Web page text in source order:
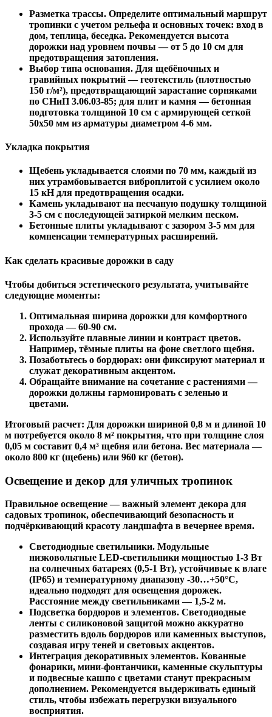
Разметка трассы. Определите оптимальный маршрут
тропинки с учетом рельефа и основных точек: вход в
дом, теплица, беседка. Рекомендуется высота
дорожки над уровнем почвы — от 5 до 10 см для
предотвращения затопления.
Выбор типа основания. Для щебёночных и
гравийных покрытий — геотекстиль (плотностью
150 г/м²), предотвращающий зарастание сорняками
по СНиП 3.06.03-85; для плит и камня — бетонная
подготовка толщиной 10 см с армирующей сеткой
50х50 мм из арматуры диаметром 4-6 мм.
Укладка покрытия
Щебень укладывается слоями по 70 мм, каждый из
них утрамбовывается виброплитой с усилием около
15 кН для предотвращения осадки.
Камень укладывают на песчаную подушку толщиной
3-5 см с последующей затиркой мелким песком.
Бетонные плиты укладывают с зазором 3-5 мм для
компенсации температурных расширений.
Как сделать красивые дорожки в саду
Чтобы добиться эстетического результата, учитывайте
следующие моменты:
Оптимальная ширина дорожки для комфортного
прохода — 60-90 см.
Используйте плавные линии и контраст цветов.
Например, тёмные плиты на фоне светлого щебня.
Позаботьтесь о бордюрах: они фиксируют материал и
служат декоративным акцентом.
Обращайте внимание на сочетание с растениями —
дорожки должны гармонировать с зеленью и
цветами.
Итоговый расчет: Для дорожки шириной 0,8 м и длиной 10
м потребуется около 8 м² покрытия, что при толщине слоя
0,05 м составит 0,4 м³ щебня или бетона. Вес материала —
около 800 кг (щебень) или 960 кг (бетон).
Освещение и декор для уличных тропинок
Правильное освещение — важный элемент декора для
садовых тропинок, обеспечивающий безопасность и
подчёркивающий красоту ландшафта в вечернее время.
Светодиодные светильники. Модульные
низковольтные LED-светильники мощностью 1-3 Вт
на солнечных батареях (0,5-1 Вт), устойчивые к влаге
(IP65) и температурному диапазону -30…+50°С,
идеально подходят для освещения дорожек.
Расстояние между светильниками — 1,5-2 м.
Подсветка бордюров и элементов. Светодиодные
ленты с силиконовой защитой можно аккуратно
разместить вдоль бордюров или каменных выступов,
создавая игру теней и световых акцентов.
Интеграция декоративных элементов. Кованные
фонарики, мини-фонтанчики, каменные скульптуры
и подвесные кашпо с цветами станут прекрасным
дополнением. Рекомендуется выдерживать единый
стиль, чтобы избежать перегрузки визуального
восприятия.